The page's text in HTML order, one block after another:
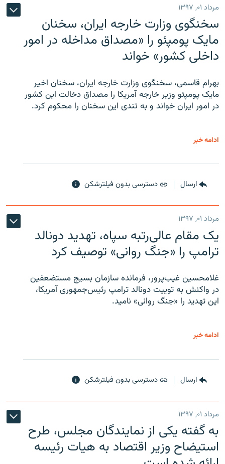
مرداد ۰۱, ۱۳۹۷
سخنگوی وزارت خارجه ایران، سخنان
مایک پومپئو را «مصداق مداخله در امور
داخلی کشور» خواند
بهرام قاسمی، سخنگوی وزارت خارجه ایران، سخنان اخیر
مایک پومپئو وزیر خارجه آمریکا را مصداق دخالت این کشور
در امور ایران خواند و به تندی این سخنان را محکوم کرد.
ادامه خبر
ارسال دسترسی بدون فیلترشکن
مرداد ۰۱, ۱۳۹۷
یک مقام عالی‌رتبه سپاه، تهدید دونالد
ترامپ را «جنگ روانی» توصیف کرد
غلامحسین غیب‌پرور، فرمانده سازمان بسیج مستضعفین
در واکنش به توییت دونالد ترامپ رئیس‌جمهوری آمریکا،
این تهدید را «جنگ روانی» نامید.
ادامه خبر
ارسال دسترسی بدون فیلترشکن
مرداد ۰۱, ۱۳۹۷
به گفته یکی از نمایندگان مجلس، طرح
استیضاح وزیر اقتصاد به هیات رئیسه